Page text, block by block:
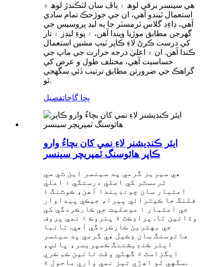
هي سينسر برقي لوھ ۽ ٻاڦ سان لٽڪندڙ لوھ ۾
استعمال ٿيندو آهي، ان جي جوڙجڪ تمام سادي
آهي، ڊاءِڊ گلاس ٿرمسٽر جا ٻه ليڊ پروسيس جي
گهرجن مطابق موڙيا ويندا آهن، ۽ پوءِ ليڊز ۽ تار
کي درست ڪرڻ لاءِ ڪاپر ٽيپ مشين استعمال
ڪندا آهن. ان ۾ اعليٰ درجه حرارت جي ماپ جي
حساسيت آهي، مختلف طول و عرض کي
گراهڪ جي ضرورتن مطابق ترتيب ڏئي سگهجي
ٿو.
پڇا ڳاڇاتفصيل
ايئر ڪنڊيشنر لاءِ نمي کان بچاءُ وارو
ڪاپر هائوسنگ ٽمپريچر سينسر
هي سيريز گرمي پد سينسر اين ٽي سي
ٿرمسٽر کي اعليٰ درستگي ۽ اعليٰ
اعتبار سان چونڊيندا آهن، ڪوٽنگ ۽
فلنگ جا ڪيترائي ڀيرا، جيڪي پيداوار
جي اعتبار ۽ موصليت جي ڪارڪردگي کي
وڌائين ٿا. پراڊڪٽ ۾ پنروڪ ۽ نمي پروف
جي بهترين ڪارڪردگي آهي. تانبا
هائوسنگ سان ڍڪيل هي گرمي پد سينسر
ايئر ڪنڊيشننگ ڪمپريسر، پائپ،
ايگزاسٽ ۾ گهڻي وقت تائين ڪم ڪري
سگهي ٿو اهڙي تيز نمي واري ماحول ۾.